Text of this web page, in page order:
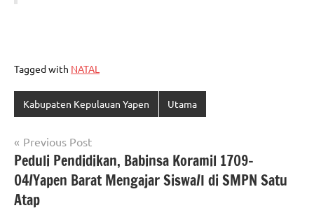
Tagged with NATAL
Kabupaten Kepulauan Yapen Utama
Navigasi
pos
Previous Post
Peduli Pendidikan, Babinsa Koramil 1709-
04/Yapen Barat Mengajar Siswa/I di SMPN Satu
Atap